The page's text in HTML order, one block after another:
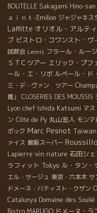
BOUTELLE Sakagami Hino-san
ａｉｎｔ-Emilion ジャジャキス
Laffitte オリオル・アルテ
ブ ビストロ・コワンスト・ヴ
試飲会 Leonis フラール・ルー
ＳＴＣツアー エリック・プフ
ール・エ・リボ ルペール・ド
ミ・デ・ヴァン ツアー
寛」
CLOSERIES DES MOUSSIS
Lyon chef Ishida Katsumi マス
ン Côte de Py 丸山宏人 モンマ
ボック Marc Pesnot Taiwan
ァイス 質販スーパー
Lapierre vin nature 石田シェ
ラフィット Tokyo ル・タン・
エル・サージュ 東京・六本木 サ
ドメーヌ・バティスト・クザン
Catalunya Domaine des
Bistro MARUGO ドメーヌ・ラ